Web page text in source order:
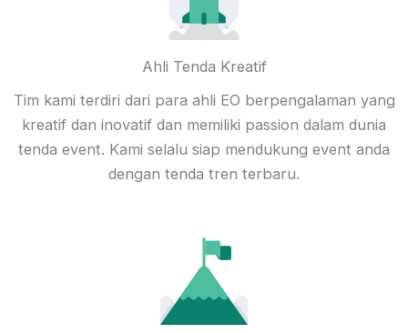
Ahli Tenda Kreatif
Tim kami terdiri dari para ahli EO berpengalaman yang
kreatif dan inovatif dan memiliki passion dalam dunia
tenda event. Kami selalu siap mendukung event anda
dengan tenda tren terbaru.